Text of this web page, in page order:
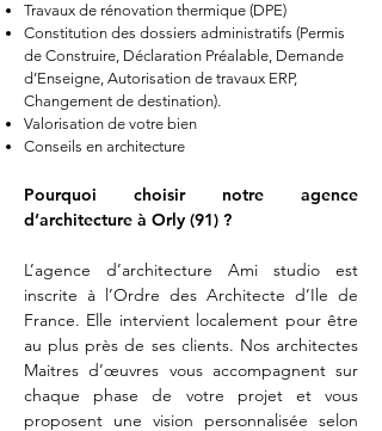
Travaux de rénovation thermique (DPE)
Constitution des dossiers administratifs (Permis
de Construire, Déclaration Préalable, Demande
d’Enseigne, Autorisation de travaux ERP,
Changement de destination).
Valorisation de votre bien
Conseils en architecture
Pourquoi choisir notre agence
d’architecture à Orly (91) ?
L’agence d’architecture Ami studio est
inscrite à l’Ordre des Architecte d’Ile de
France. Elle intervient localement pour être
au plus près de ses clients. Nos architectes
Maitres d’œuvres vous accompagnent sur
chaque phase de votre projet et vous
proposent une vision personnalisée selon